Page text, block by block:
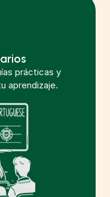
prácticas y
aprendizaje.